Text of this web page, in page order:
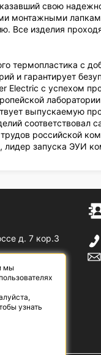
свою
монтажными
Все изделия
термопластика c
и гарантирует
Electric с успехом
выпускаемую
соответствовал
российской
лидер запуска ЭУИ
д. 7 кор.3
Вс
мы
узнать